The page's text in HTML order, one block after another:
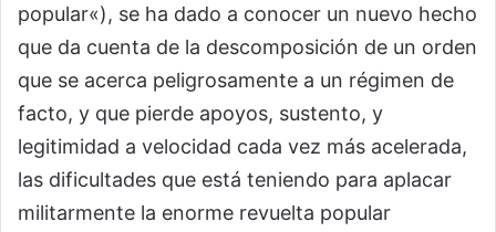
popular«), se ha dado a conocer un nuevo hecho
que da cuenta de la descomposición de un orden
que se acerca peligrosamente a un régimen de
facto, y que pierde apoyos, sustento, y
legitimidad a velocidad cada vez más acelerada,
las dificultades que está teniendo para aplacar
militarmente la enorme revuelta popular